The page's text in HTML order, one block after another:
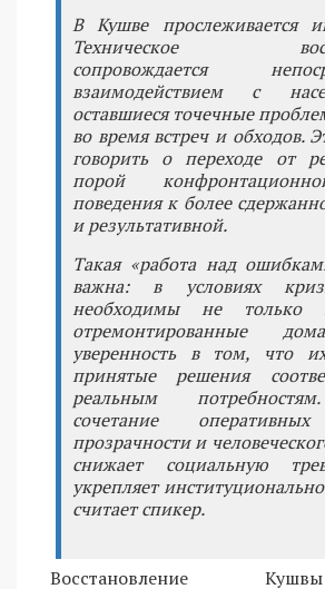
В Кушве прослеживается
Техническое
сопровождается
взаимодействием с
оставшиеся точечные
во время встреч и обходов.
говорить о переходе от
порой
поведения к более
и результативной.
Такая «работа над
важна: в условиях
необходимы не только
отремонтированные
уверенность в том, что
принятые решения
реальным
сочетание
прозрачности и
снижает социальную
укрепляет
считает спикер.
Восстановление